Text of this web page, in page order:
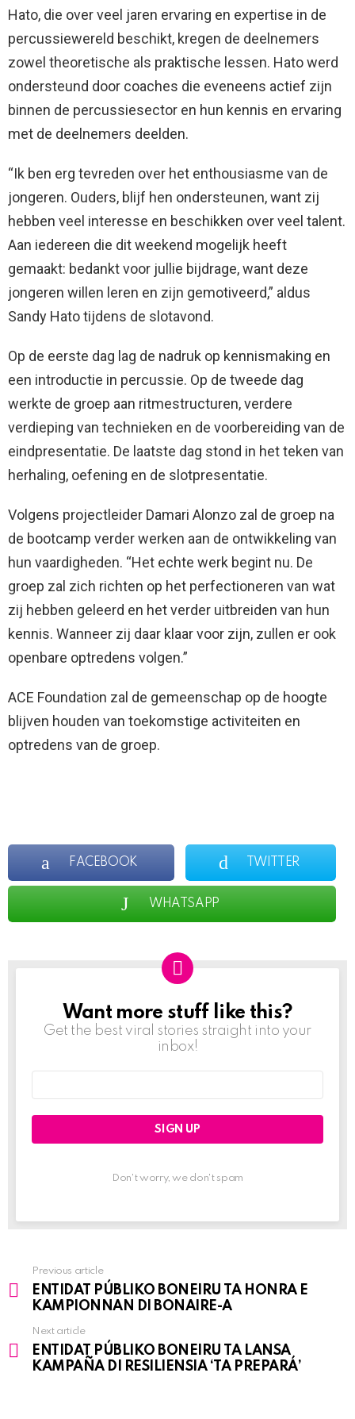
Hato, die over veel jaren ervaring en expertise in de
percussiewereld beschikt, kregen de deelnemers
zowel theoretische als praktische lessen. Hato werd
ondersteund door coaches die eveneens actief zijn
binnen de percussiesector en hun kennis en ervaring
met de deelnemers deelden.
“Ik ben erg tevreden over het enthousiasme van de
jongeren. Ouders, blijf hen ondersteunen, want zij
hebben veel interesse en beschikken over veel talent.
Aan iedereen die dit weekend mogelijk heeft
gemaakt: bedankt voor jullie bijdrage, want deze
jongeren willen leren en zijn gemotiveerd,” aldus
Sandy Hato tijdens de slotavond.
Op de eerste dag lag de nadruk op kennismaking en
een introductie in percussie. Op de tweede dag
werkte de groep aan ritmestructuren, verdere
verdieping van technieken en de voorbereiding van de
eindpresentatie. De laatste dag stond in het teken van
herhaling, oefening en de slotpresentatie.
Volgens projectleider Damari Alonzo zal de groep na
de bootcamp verder werken aan de ontwikkeling van
hun vaardigheden. “Het echte werk begint nu. De
groep zal zich richten op het perfectioneren van wat
zij hebben geleerd en het verder uitbreiden van hun
kennis. Wanneer zij daar klaar voor zijn, zullen er ook
openbare optredens volgen.”
ACE Foundation zal de gemeenschap op de hoogte
blijven houden van toekomstige activiteiten en
optredens van de groep.
FACEBOOK TWITTER
WHATSAPP
NEWSLETTER
Want more stuff like this?
Get the best viral stories straight into your
inbox!
Don't worry, we don't spam
See
more
Previous article
ENTIDAT PÚBLIKO BONEIRU TA HONRA E
KAMPIONNAN DI BONAIRE-A
Next article
ENTIDAT PÚBLIKO BONEIRU TA LANSA
KAMPAÑA DI RESILIENSIA ‘TA PREPARÁ’